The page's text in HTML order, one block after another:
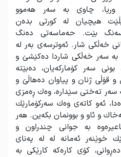
وریا، چاوی بە سەر هەموو
هیچیان لە كورتی بدەن
بێت. حەماسەتی دەنگ
خەڵكی شار. ئەوترسەی بەر لە
بە سەر خەڵكی شاردا دەكێشێ و
سەر كۆماركەیان، دەبێتە
و قۆڵی ژنان و پیاوان دەهاڵێ و
تەختی سێدارە، وەك ڕەمزی
ئەو كاتەی وەك سەركۆمارێك
و ئاو و بوونمان بكەین. هەر
بە جوانی چندراون و
خوێنەر ئەمانە لە لە پەنای
كۆی كارەكە كارێكی بە